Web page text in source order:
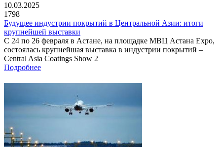
10.03.2025
1798
Будущее индустрии покрытий в Центральной Азии: итоги
крупнейшей выставки
С 24 по 26 февраля в Астане, на площадке МВЦ Астана Expo,
состоялась крупнейшая выставка в индустрии покрытий –
Central Asia Coatings Show 2
Подробнее